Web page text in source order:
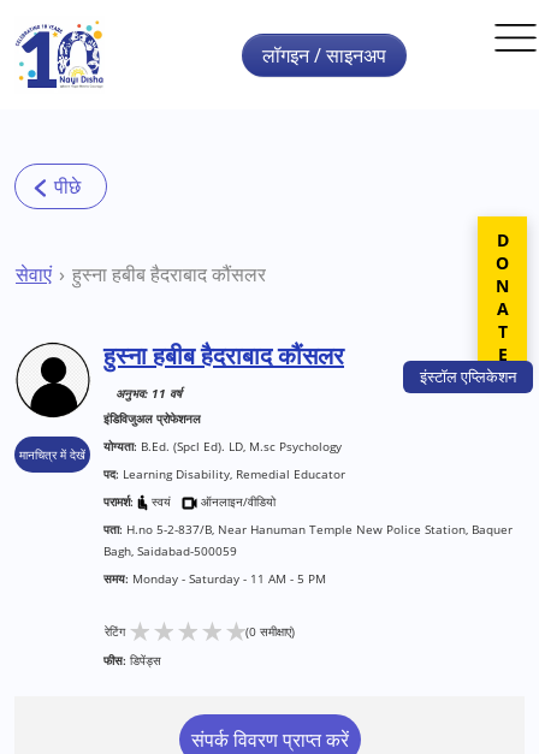
Skip to main content
इंस्टॉलएप्लिकेशन
लॉगइन / साइनअप
सेवाएं हुस्ना हबीब हैदराबाद कौंसलर
मानचित्र में देखें
हुस्ना हबीब हैदराबाद कौंसलर
अनुभव: 11 वर्ष
इंडिविजुअल प्रोफेशनल
योग्यता: B.Ed. (Spcl Ed). LD, M.sc Psychology
पद: Learning Disability, Remedial Educator
परामर्श:
स्वयं
ऑनलाइन/वीडियो
पता: H.no 5-2-837/B, Near Hanuman Temple New Police Station, Baquer
Bagh, Saidabad-500059
समय: Monday - Saturday - 11 AM - 5 PM
रेटिंग ★★★★★(0 समीक्षाएं)
फीस: डिपेंड्स
संपर्क विवरण प्राप्त करें
DONATE